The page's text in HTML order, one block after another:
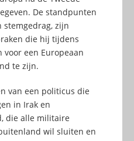
De standpunten
stemgedrag, zijn
die hij tijdens
voor een Europeaan
te zijn.
van een politicus die
in Irak en
die alle militaire
wil sluiten en